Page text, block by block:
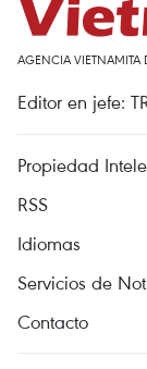
AGENCIA VIETNAMITA
Editor en jefe:
Propiedad
RSS
Idiomas
Servicios de
Contacto